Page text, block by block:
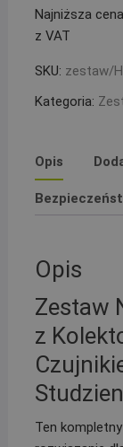
Bird
6
sekcji
z
TM2
Czujnik
RSDBEX
32
Najniższa
z VAT
SKU: zestaw/
Kategoria:
Opis
Opis
Zestaw
z
Ten